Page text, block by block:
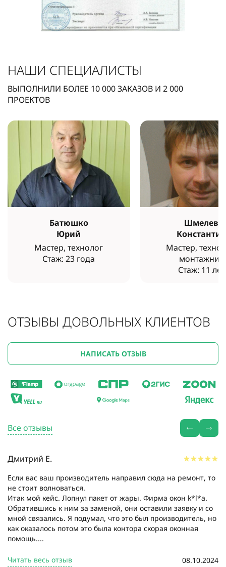
НАШИ СПЕЦИАЛИСТЫ
ВЫПОЛНИЛИ БОЛЕЕ 10 000ЗАКАЗОВ И 2 000
ПРОЕКТОВ
Батюшко
Юрий
Мастер, технолог
Стаж: 23 года
Шмелев
Константин
Мастер,
монтажник
Стаж: 11 лет
ОТЗЫВЫ ДОВОЛЬНЫХ КЛИЕНТОВ
НАПИСАТЬ ОТЗЫВ
Все отзывы
Дмитрий Е.
Если вас ваш производитель направил сюда на ремонт, то
не стоит волноваться.
Итак мой кейс. Лопнул пакет от жары. Фирма окон k*l*a.
Обратившись к ним за заменой, они оставили заявку и со
мной связались. Я подумал, что это был производитель, но
как оказалось потом это была контора скорая оконная
помощь....
Читать весь отзыв 08.10.2024